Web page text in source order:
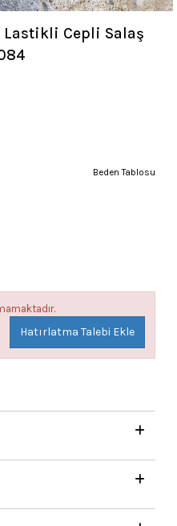
Lastikli Cepli Salaş
Beden Tablosu
Hatırlatma Talebi Ekle